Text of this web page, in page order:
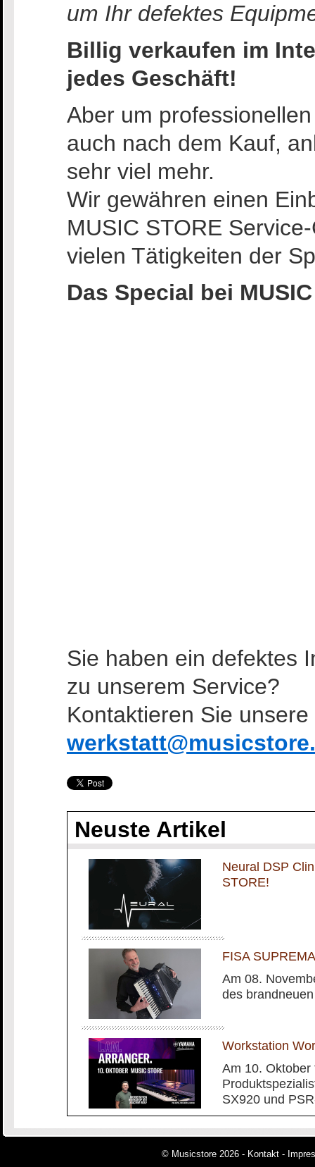
um Ihr defektes
Billig verkaufen im
jedes Geschäft!
Aber um
auch nach dem Kauf,
sehr viel mehr.
Wir gewähren einen
MUSIC STORE
vielen Tätigkeiten der
Das Special bei
Sie haben ein defektes
zu unserem Service?
Kontaktieren Sie
Neuste Artikel
Neural DSP
STORE!
FISA
Am 08.
des
Workstation
Am 10.
SX920 und
© Musicstore 2026 - Kontakt -